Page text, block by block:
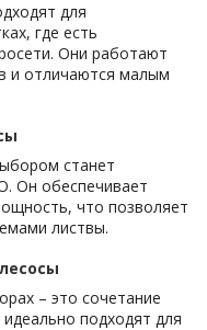
для
где есть
Они работают
и отличаются малым
станет
Он обеспечивает
что позволяет
листвы.
– это сочетание
подходят для